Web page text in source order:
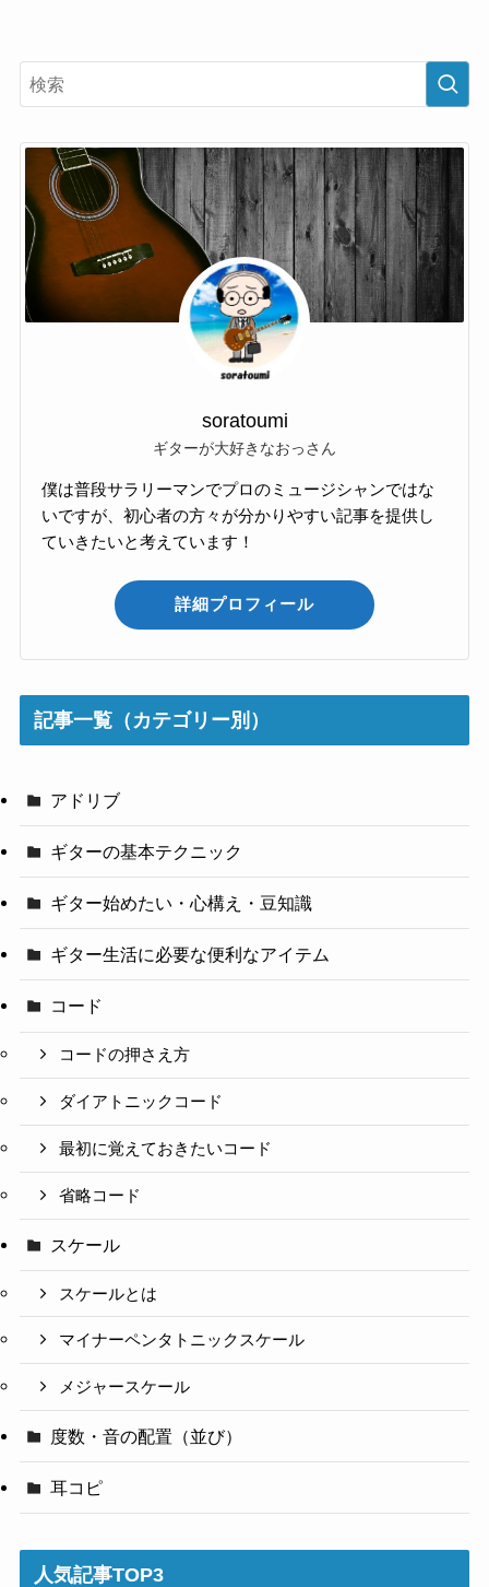
soratoumi
ギターが大好きなおっさん
僕は普段サラリーマンでプロのミュージシャンではな
いですが、初心者の方々が分かりやすい記事を提供し
ていきたいと考えています！
詳細プロフィール
記事一覧（カテゴリー別）
アドリブ
ギターの基本テクニック
ギター始めたい・心構え・豆知識
ギター生活に必要な便利なアイテム
コード
コードの押さえ方
ダイアトニックコード
最初に覚えておきたいコード
省略コード
スケール
スケールとは
マイナーペンタトニックスケール
メジャースケール
度数・音の配置（並び）
耳コピ
人気記事TOP3